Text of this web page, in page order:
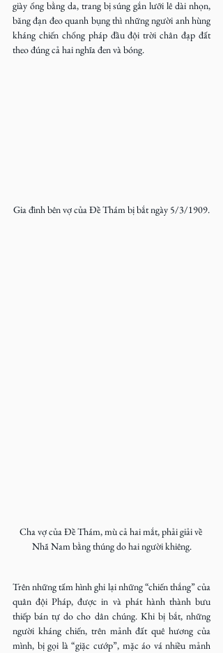
giày ống bằng da, trang bị súng gắn lưỡi lê dài nhọn,
băng đạn đeo quanh bụng thì những người anh hùng
kháng chiến chống pháp đầu đội trời chân đạp đất
theo đúng cả hai nghĩa đen và bóng.
Gia đình bên vợ của Đề Thám bị bắt ngày 5/3/1909.
Cha vợ của Đề Thám, mù cả hai mắt, phải giải về
Nhã Nam bằng thúng do hai người khiêng.
Trên những tấm hình ghi lại những “chiến thắng” của
quân đội Pháp, được in và phát hành thành bưu
thiếp bán tự do cho dân chúng. Khi bị bắt, những
người kháng chiến, trên mảnh đất quê hương của
mình, bị gọi là “giặc cướp”, mặc áo vá nhiều mảnh